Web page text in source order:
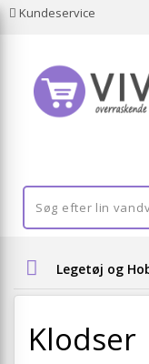
Kundeservice
Legetøj og
Klodser